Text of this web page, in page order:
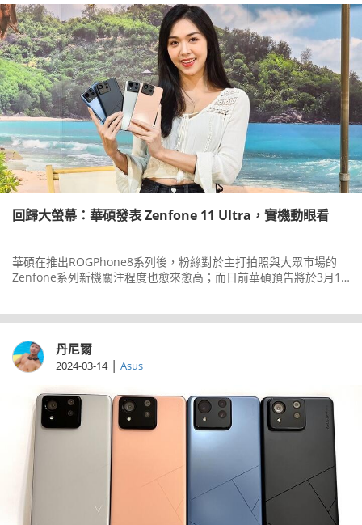
回歸大螢幕：華碩發表 Zenfone 11 Ultra，實機動眼看
華碩在推出ROGPhone8系列後，粉絲對於主打拍照與大眾市場的
Zenfone系列新機關注程度也愈來愈高；而日前華碩預告將於3月14
機，我們也在發表現場實際玩到它的實機，現在就跟大家分享一下
它的特色。
丹尼爾
2024-03-14 | Asus